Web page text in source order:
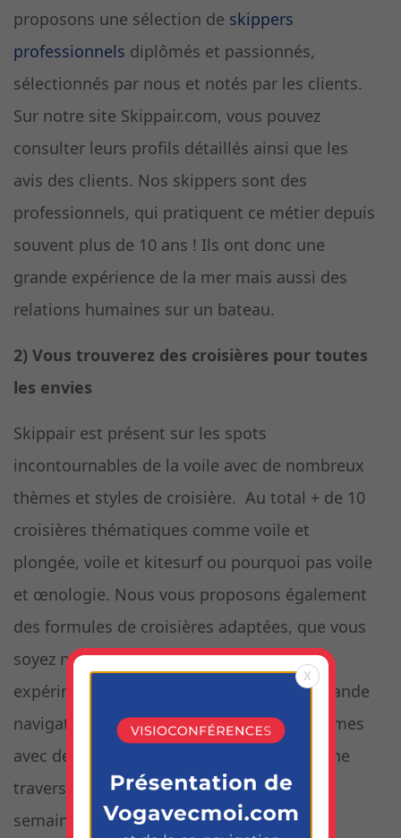
proposons une sélection de skippers
professionnels diplômés et passionnés,
sélectionnés par nous et notés par les clients.
Sur notre site Skippair.com, vous pouvez
consulter leurs profils détaillés ainsi que les
avis des clients. Nos skippers sont des
professionnels, qui pratiquent ce métier depuis
souvent plus de 10 ans ! Ils ont donc une
grande expérience de la mer mais aussi des
relations humaines sur un bateau.
2) Vous trouverez des croisières pour toutes
les envies
Skippair est présent sur les spots
incontournables de la voile avec de nombreux
thèmes et styles de croisière. Au total + de 10
croisières thématiques comme voile et
plongée, voile et kitesurf ou pourquoi pas voile
et œnologie. Nous vous proposons également
des formules de croisières adaptées, que vous
soyez novice complet ou déjà plus
expérimenté. Par exemple, nos offres « grande
navigation » vous proposent des programmes
avec de longs moments en mer, comme une
traversée des Açores au Canaries ou une
semaine cap vers l’Irlande !
X